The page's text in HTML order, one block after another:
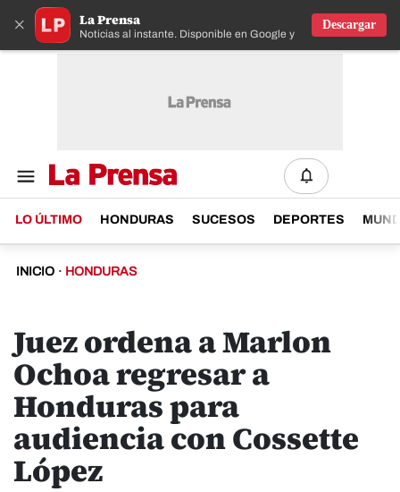
× La Prensa
Noticias al instante. Disponible en Google y IOS
Descargar
LO ÚLTIMO HONDURAS SUCESOS DEPORTES
INICIO · HONDURAS
Juez ordena a Marlon
Ochoa regresar a
Honduras para
audiencia con Cossette
López